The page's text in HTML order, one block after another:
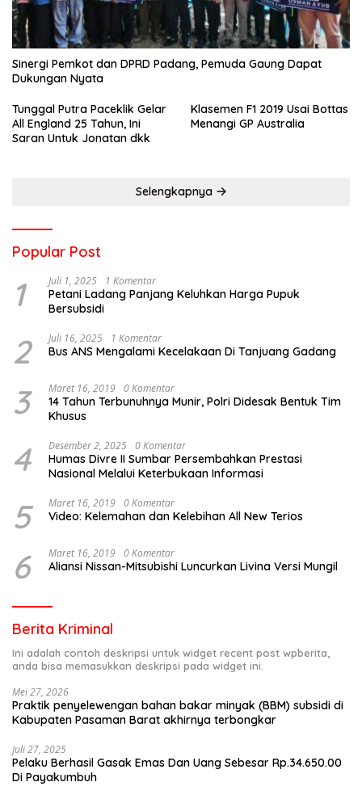
Sinergi Pemkot dan DPRD Padang, Pemuda Gaung Dapat
Dukungan Nyata
Tunggal Putra Paceklik Gelar
All England 25 Tahun, Ini
Saran Untuk Jonatan dkk
Klasemen F1 2019 Usai Bottas
Menangi GP Australia
Selengkapnya
Popular Post
1 Juli 1, 2025 1 Komentar
Petani Ladang Panjang Keluhkan Harga Pupuk
Bersubsidi
2 Juli 16, 2025 1 Komentar
Bus ANS Mengalami Kecelakaan Di Tanjuang Gadang
3 Maret 16, 2019 0 Komentar
14 Tahun Terbunuhnya Munir, Polri Didesak Bentuk Tim
Khusus
4 Desember 2, 2025 0 Komentar
Humas Divre II Sumbar Persembahkan Prestasi
Nasional Melalui Keterbukaan Informasi
5 Maret 16, 2019 0 Komentar
Video: Kelemahan dan Kelebihan All New Terios
6 Maret 16, 2019 0 Komentar
Aliansi Nissan-Mitsubishi Luncurkan Livina Versi Mungil
Berita Kriminal
Ini adalah contoh deskripsi untuk widget recent post wpberita,
anda bisa memasukkan deskripsi pada widget ini.
Mei 27, 2026
Praktik penyelewengan bahan bakar minyak (BBM) subsidi di
Kabupaten Pasaman Barat akhirnya terbongkar
Juli 27, 2025
Pelaku Berhasil Gasak Emas Dan Uang Sebesar Rp.34.650.00
Di Payakumbuh